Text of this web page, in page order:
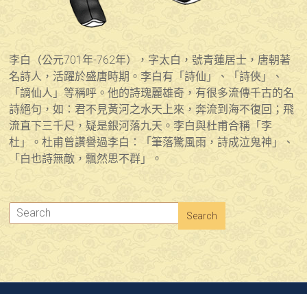
李白（公元701年-762年），字太白，號青蓮居士，唐朝著
名詩人，活躍於盛唐時期。李白有「詩仙」、「詩俠」、
「謫仙人」等稱呼。他的詩瑰麗雄奇，有很多流傳千古的名
詩絕句，如：君不見黃河之水天上來，奔流到海不復回；飛
流直下三千尺，疑是銀河落九天。李白與杜甫合稱「李
杜」。杜甫曾讚譽過李白：「筆落驚風雨，詩成泣鬼神」、
「白也詩無敵，飄然思不群」。